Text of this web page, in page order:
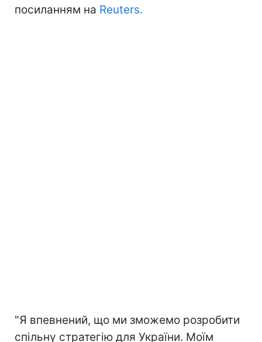
посиланням на Reuters.
"Я впевнений, що ми зможемо розробити
спільну стратегію для України. Моїм